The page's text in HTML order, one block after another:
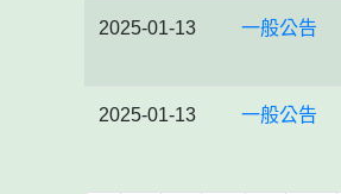
2025-01-13 一般公告
2025-01-13 一般公告